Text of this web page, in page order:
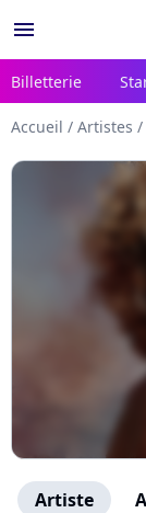
menu
Billetterie
Accueil / Artistes /
Artiste